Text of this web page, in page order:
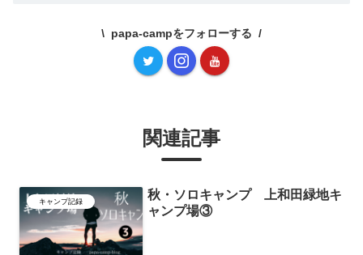
papa-campをフォローする
関連記事
キャンプ記録
秋・ソロキャンプ 上和田緑地キ
ャンプ場③